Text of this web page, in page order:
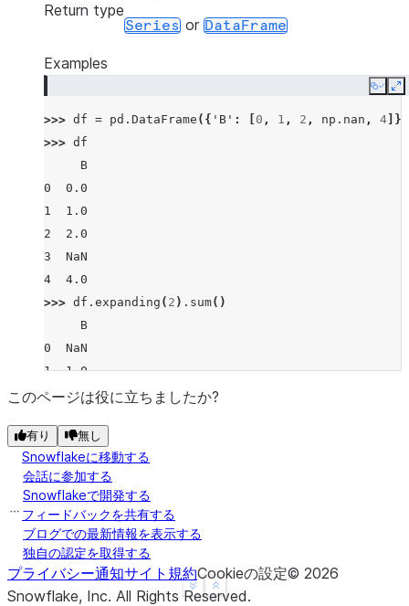
Return type
Series or DataFrame
Examples
Copy
>>> df = pd . DataFrame ({ 'B' : 0 , 1 , 2 , np . nan , 4 ]})
>>> df
     B
0  0.0
1  1.0
2  2.0
3  NaN
4  4.0
>>> df . expanding ( 2 ) . sum()
     B
0  NaN
1  1.0
2  3.0
4  7.0
Show less
See more
このページは役に立ちましたか?
有り 無し
Snowflakeに移動する
会話に参加する
Snowflakeで開発する
フィードバックを共有する
ブログでの最新情報を表示する
独自の認定を取得する
プライバシー通知サイト規約Cookieの設定© 2026
Snowflake, Inc. All Rights Reserved.